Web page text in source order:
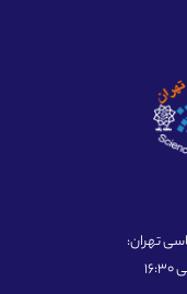
تهران: